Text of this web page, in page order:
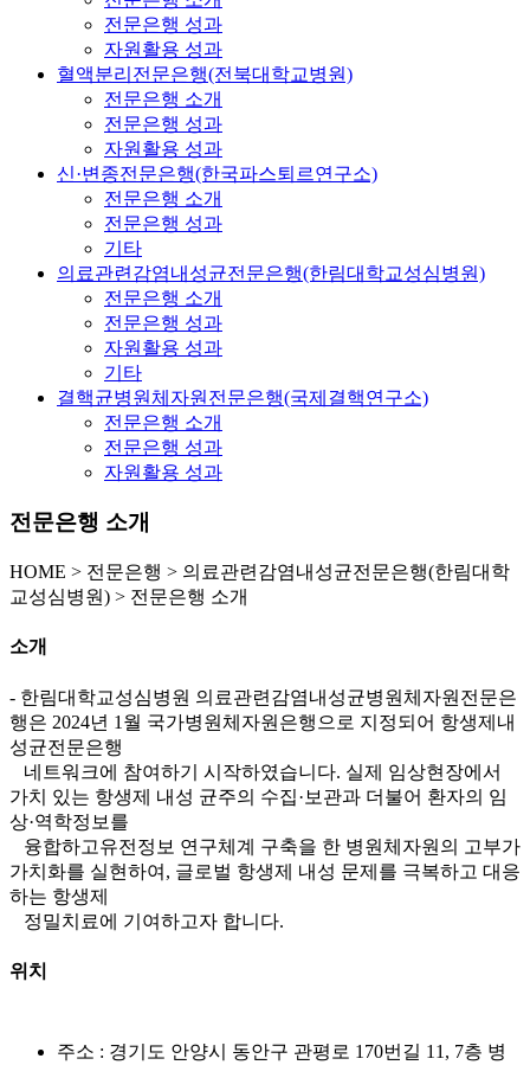
전문은행 성과
자원활용 성과
혈액분리전문은행(전북대학교병원)
전문은행 소개
전문은행 성과
자원활용 성과
신·변종전문은행(한국파스퇴르연구소)
전문은행 소개
전문은행 성과
기타
의료관련감염내성균전문은행(한림대학교성심병원)
전문은행 소개
전문은행 성과
자원활용 성과
기타
결핵균병원체자원전문은행(국제결핵연구소)
전문은행 소개
전문은행 성과
자원활용 성과
전문은행 소개
HOME > 전문은행 > 의료관련감염내성균전문은행(한림대학
교성심병원) > 전문은행 소개
소개
- 한림대학교성심병원 의료관련감염내성균병원체자원전문은
행은 2024년 1월 국가병원체자원은행으로 지정되어 항생제내
성균전문은행
네트워크에 참여하기 시작하였습니다. 실제 임상현장에서
가치 있는 항생제 내성 균주의 수집·보관과 더불어 환자의 임
상·역학정보를
융합하고유전정보 연구체계 구축을 한 병원체자원의 고부가
가치화를 실현하여, 글로벌 항생제 내성 문제를 극복하고 대응
하는 항생제
정밀치료에 기여하고자 합니다.
위치
주소 : 경기도 안양시 동안구 관평로 170번길 11, 7층 병